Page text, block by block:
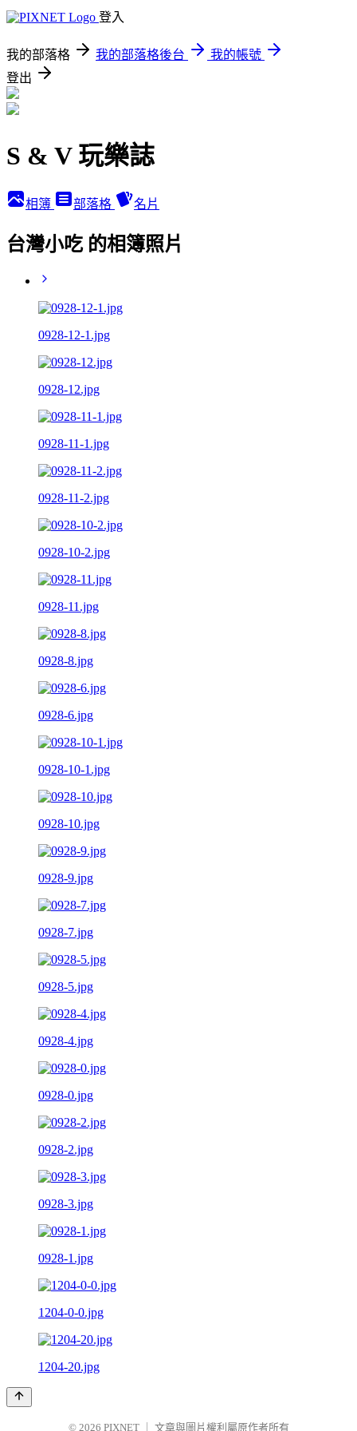
登入
我的部落格 我的部落格後台
我的帳號
登出
S & V 玩樂誌
相簿 部落格 名片
台灣小吃 的相簿照片
0928-12-1.jpg
0928-12.jpg
0928-11-1.jpg
0928-11-2.jpg
0928-10-2.jpg
0928-11.jpg
0928-8.jpg
0928-6.jpg
0928-10-1.jpg
0928-10.jpg
0928-9.jpg
0928-7.jpg
0928-5.jpg
0928-4.jpg
0928-0.jpg
0928-2.jpg
0928-3.jpg
0928-1.jpg
1204-0-0.jpg
1204-20.jpg
© 2026 PIXNET 文章與圖片權利屬原作者所有